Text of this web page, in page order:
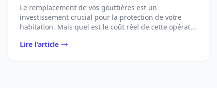
Le remplacement de vos gouttières est un
investissement crucial pour la protection de votre
habitation. Mais quel est le coût réel de cette opérat...
Lire l'article